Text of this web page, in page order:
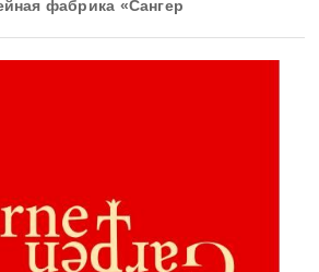
фабрика «Сангер